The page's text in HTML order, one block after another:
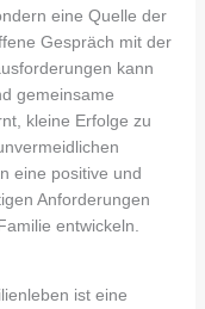
eine Quelle der
Gespräch mit der
kann
gemeinsame
kleine Erfolge zu
eine positive und
Anforderungen
entwickeln.
ist eine